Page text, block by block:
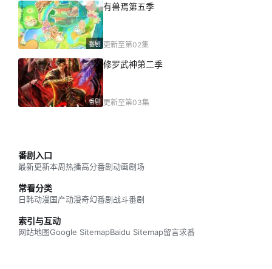
番剧
有兽焉第五季
更新至第02集
番剧
修罗武神第二季
更新至第03集
番剧入口
最新更新本周热播高分番剧动画剧场
常看分类
日韩动漫国产动漫奇幻番剧战斗番剧
索引与互动
网站地图Google SitemapBaidu Sitemap留言求番